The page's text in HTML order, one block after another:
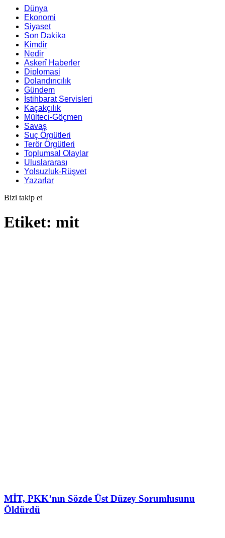
Dünya
Ekonomi
Siyaset
Son Dakika
Kimdir
Nedir
Askerî Haberler
Diplomasi
Dolandırıcılık
Gündem
İstihbarat Servisleri
Kaçakçılık
Mülteci-Göçmen
Savaş
Suç Örgütleri
Terör Örgütleri
Toplumsal Olaylar
Uluslararası
Yolsuzluk-Rüşvet
Yazarlar
Bizi takip et
Etiket: mit
MİT, PKK’nın Sözde Üst Düzey Sorumlusunu
Öldürdü